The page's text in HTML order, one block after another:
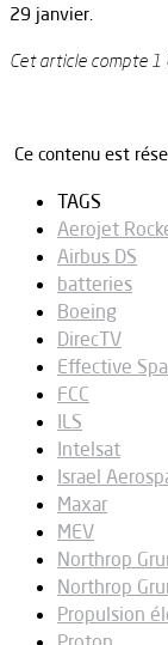
29 janvier.
Cet article compte 1
Ce contenu est
TAGS
Aerojet
Airbus DS
batteries
Boeing
DirecTV
Effective
FCC
ILS
Intelsat
Israel
Maxar
MEV
Northrop
Northrop
Propulsion